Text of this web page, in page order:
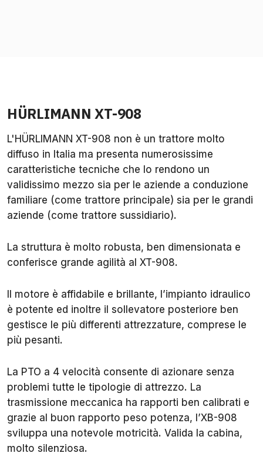
HÜRLIMANN XT-908
L'HÜRLIMANN XT-908 non è un trattore molto
diffuso in Italia ma presenta numerosissime
caratteristiche tecniche che lo rendono un
validissimo mezzo sia per le aziende a conduzione
familiare (come trattore principale) sia per le grandi
aziende (come trattore sussidiario).
La struttura è molto robusta, ben dimensionata e
conferisce grande agilità al XT-908.
Il motore è affidabile e brillante, l’impianto idraulico
è potente ed inoltre il sollevatore posteriore ben
gestisce le più differenti attrezzature, comprese le
più pesanti.
La PTO a 4 velocità consente di azionare senza
problemi tutte le tipologie di attrezzo. La
trasmissione meccanica ha rapporti ben calibrati e
grazie al buon rapporto peso potenza, l’XB-908
sviluppa una notevole motricità. Valida la cabina,
molto silenziosa.